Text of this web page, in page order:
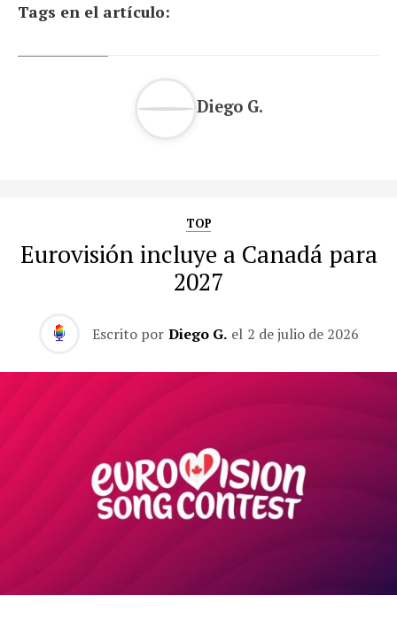
Tags en el artículo:
Diego G.
TOP
Eurovisión incluye a Canadá para
2027
Escrito por Diego G. el 2 de julio de 2026